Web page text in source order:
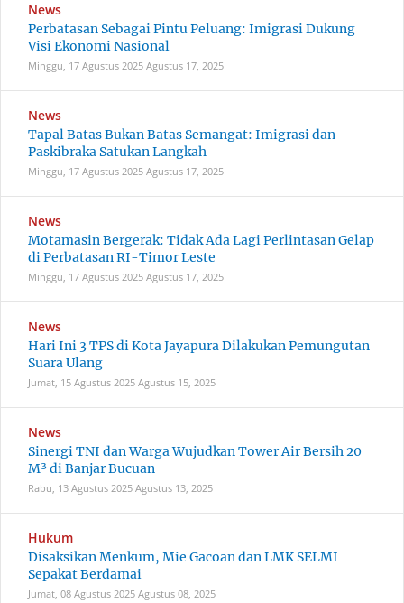
News
Perbatasan Sebagai Pintu Peluang: Imigrasi Dukung
Visi Ekonomi Nasional
Minggu, 17 Agustus 2025 Agustus 17, 2025
News
Tapal Batas Bukan Batas Semangat: Imigrasi dan
Paskibraka Satukan Langkah
Minggu, 17 Agustus 2025 Agustus 17, 2025
News
Motamasin Bergerak: Tidak Ada Lagi Perlintasan Gelap
di Perbatasan RI-Timor Leste
Minggu, 17 Agustus 2025 Agustus 17, 2025
News
‎Hari Ini 3 TPS di Kota Jayapura Dilakukan Pemungutan
Suara Ulang ‎
Jumat, 15 Agustus 2025 Agustus 15, 2025
News
Sinergi TNI dan Warga Wujudkan Tower Air Bersih 20
M³ di Banjar Bucuan
Rabu, 13 Agustus 2025 Agustus 13, 2025
Hukum
Disaksikan Menkum, Mie Gacoan dan LMK SELMI
Sepakat Berdamai
Jumat, 08 Agustus 2025 Agustus 08, 2025